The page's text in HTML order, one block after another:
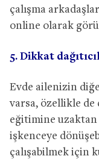
çalışma
online olarak
5. Dikkat
Evde ailenizin
varsa, özellikle de
eğitimine uzaktan
işkenceye
çalışabilmek için